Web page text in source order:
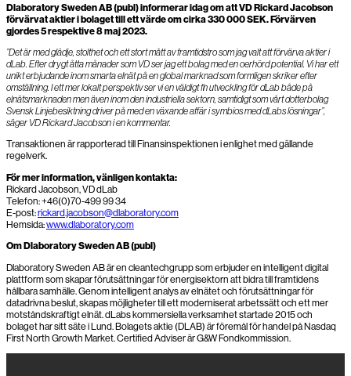
Dlaboratory Sweden AB (publ)informerar idag om att VD Rickard Jacobson
förvärvat aktier i bolaget till ett värde om cirka 330 000 SEK. Förvärven
gjordes 5 respektive 8 maj 2023.
”Det är med glädje, stolthet och ett stort mått av framtidstro som jag valt att förvärva aktier i
dLab. Efter drygt åtta månader som VD ser jag ett bolag med en oerhörd potential. Vi har ett
unikt erbjudande inom smarta elnät på en global marknad som formligen skriker efter
omställning. I ett mer lokalt perspektiv ser vi en väldigt fin utveckling för dLab både på
elnätsmarknaden men även inom den industriella sektorn, samtidigt som vårt dotterbolag
Svensk Linjebesiktning driver på med en växande affär i symbios med dLabs lösningar”,
säger VD Rickard Jacobson i en kommentar.
Transaktionen är rapporterad till Finansinspektionen i enlighet med gällande
regelverk.
För mer information, vänligen kontakta:
Rickard Jacobson, VD dLab
Telefon: +46(0)70-499 99 34
E-post:rickard.jacobson@dlaboratory.com
Hemsida:www.dlaboratory.com
Om Dlaboratory Sweden AB (publ)
Dlaboratory Sweden AB är en cleantechgrupp som erbjuder en intelligent digital
plattform som skapar förutsättningar för energisektorn att bidra till framtidens
hållbara samhälle. Genom intelligent analys av elnätet och förutsättningar för
datadrivna beslut, skapas möjligheter till ett moderniserat arbetssätt och ett mer
motståndskraftigt elnät. dLabs kommersiella verksamhet startade 2015 och
bolaget har sitt säte i Lund. Bolagets aktie (DLAB) är föremål för handel på Nasdaq
First North Growth Market. Certified Adviser är G&W Fondkommission.